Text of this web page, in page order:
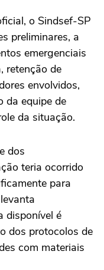
o Sindsef-SP
preliminares, a
emergenciais
retenção de
envolvidos,
da equipe de
da situação.
dos
teria ocorrido
para
disponível é
dos protocolos de
com materiais